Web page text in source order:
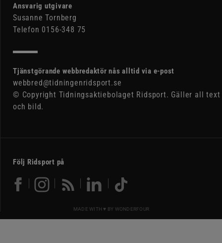
Ansvarig utgivare
Susanne Tornberg
Telefon 0156-348 75
Tjänstgörande webbredaktör nås alltid via e-post
webbred@tidningenridsport.se
© Copyright Tidningsaktiebolaget Ridsport. Gäller all text
och bild.
Följ Ridsport på
MADE WITH ♥ BY WONDERFOUR